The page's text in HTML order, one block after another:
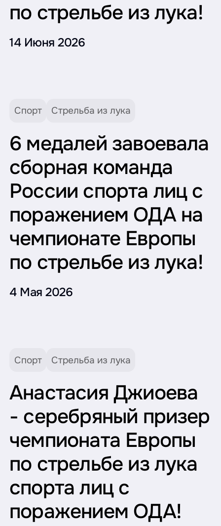
по стрельбе из лука!
14 Июня 2026
Спорт Стрельба из лука
6 медалей завоевала
сборная команда
России спорта лиц с
поражением ОДА на
чемпионате Европы
по стрельбе из лука!
4 Мая 2026
Спорт Стрельба из лука
Анастасия Джиоева
- серебряный призер
чемпионата Европы
по стрельбе из лука
спорта лиц с
поражением ОДА!